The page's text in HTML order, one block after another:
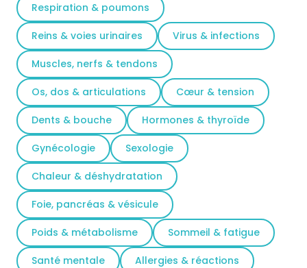
Respiration & poumons
Reins & voies urinaires Virus & infections
Muscles, nerfs & tendons
Os, dos & articulations Cœur & tension
Dents & bouche Hormones & thyroïde
Gynécologie Sexologie
Chaleur & déshydratation
Foie, pancréas & vésicule
Poids & métabolisme Sommeil & fatigue
Santé mentale Allergies & réactions